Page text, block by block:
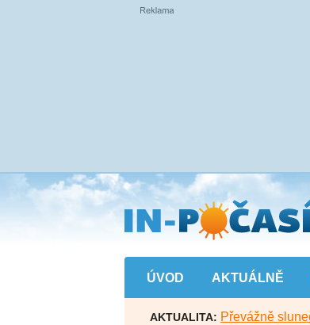
Přejít
na
hlavní
obsah
ÚVOD AKTUÁLNĚ
AKTUALITA: Převážně